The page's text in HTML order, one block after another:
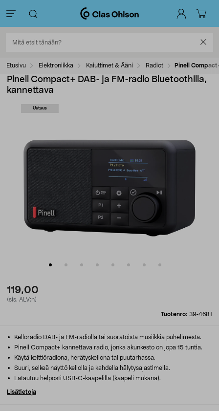
Etusivu Elektroniikka Kaiuttimet & Ääni Radiot Pinell
Pinell Compact+ DAB- ja FM-radio Bluetoothilla,
kannettava
Uutuus
119,00
(sis. ALV:n)
Tuotenro: 39-4681
Kelloradio DAB- ja FM-radiolla tai suoratoista musiikkia puhelimesta.
Pinell Compact+ kannettava radio, jonka akunkesto on jopa 15 tuntia.
Käytä keittiöradiona, herätyskellona tai puutarhassa.
Suuri, selkeä näyttö kellolla ja kahdella hälytysajastimella.
Latautuu helposti USB-C-kaapelilla (kaapeli mukana).
Lisätietoja